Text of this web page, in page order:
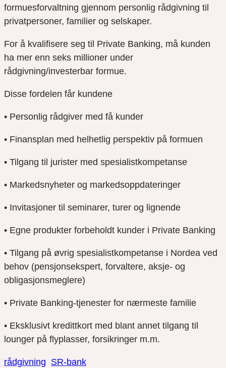
formuesforvaltning gjennom personlig rådgivning til
privatpersoner, familier og selskaper.
For å kvalifisere seg til Private Banking, må kunden
ha mer enn seks millioner under
rådgivning/investerbar formue.
Disse fordelen får kundene
• Personlig rådgiver med få kunder
• Finansplan med helhetlig perspektiv på formuen
• Tilgang til jurister med spesialistkompetanse
• Markedsnyheter og markedsoppdateringer
• Invitasjoner til seminarer, turer og lignende
• Egne produkter forbeholdt kunder i Private Banking
• Tilgang på øvrig spesialistkompetanse i Nordea ved
behov (pensjonsekspert, forvaltere, aksje- og
obligasjonsmeglere)
• Private Banking-tjenester for nærmeste familie
• Eksklusivt kredittkort med blant annet tilgang til
lounger på flyplasser, forsikringer m.m.
rådgivning SR-bank